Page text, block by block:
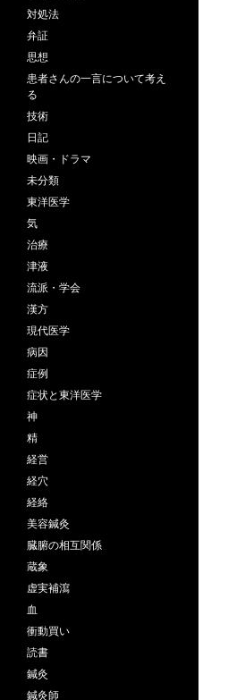
対処法
弁証
思想
患者さんの一言について考え
る
技術
日記
映画・ドラマ
未分類
東洋医学
気
治療
津液
流派・学会
漢方
現代医学
病因
症例
症状と東洋医学
神
精
経営
経穴
経絡
美容鍼灸
臓腑の相互関係
蔵象
虚実補瀉
血
衝動買い
読書
鍼灸
鍼灸師